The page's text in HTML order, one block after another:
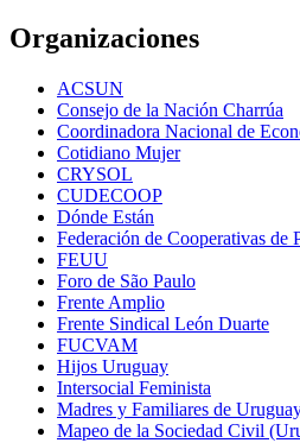
Organizaciones
ACSUN
Consejo de la Nación Charrúa
Coordinadora Nacional de
Cotidiano Mujer
CRYSOL
CUDECOOP
Dónde Están
Federación de Cooperativas de
FEUU
Foro de São Paulo
Frente Amplio
Frente Sindical León Duarte
FUCVAM
Hijos Uruguay
Intersocial Feminista
Madres y Familiares de
Mapeo de la Sociedad Civil